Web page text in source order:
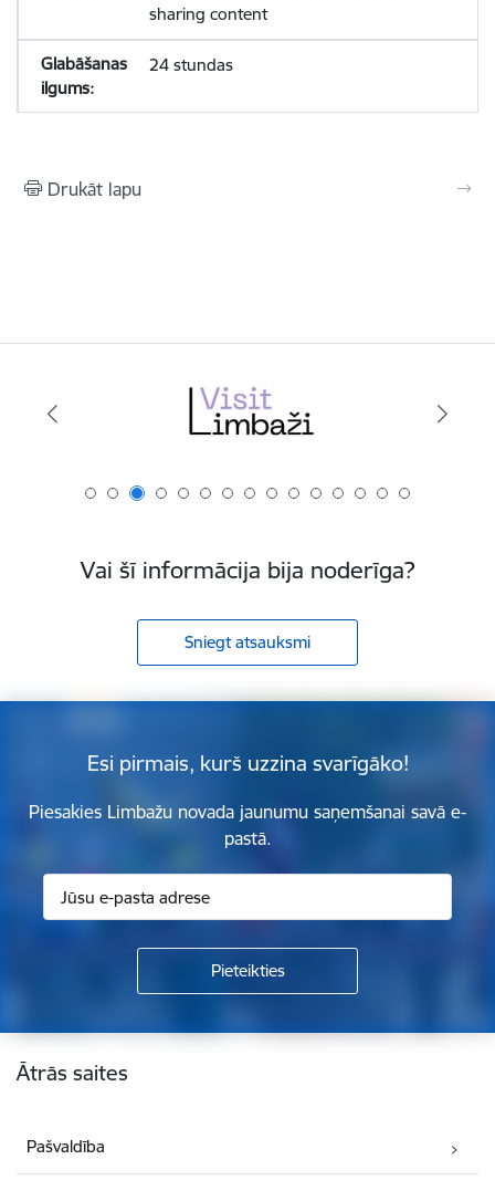
sharing content
24 stundas
Drukāt lapu
Vai šī informācija bija noderīga?
Sniegt atsauksmi
Esi pirmais, kurš uzzina svarīgāko!
Piesakies Limbažu novada jaunumu saņemšanai savā e-
pastā.
Kājene
Ātrās saites
Pašvaldība